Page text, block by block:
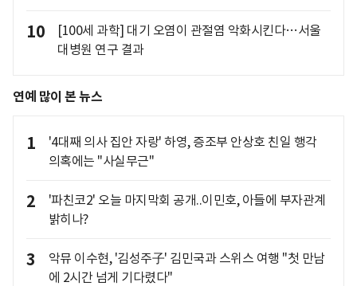
10
[100세 과학] 대기 오염이 관절염 악화시킨다…서울
대병원 연구 결과
연예 많이 본 뉴스
1
'4대째 의사 집안 자랑' 하영, 증조부 안상호 친일 행각
의혹에는 "사실무근"
2
'파친코2' 오늘 마지막회 공개..이민호, 아들에 부자관계
밝히나?
3
악뮤 이수현, '김성주子' 김민국과 스위스 여행 "첫 만남
에 2시간 넘게 기다렸다"